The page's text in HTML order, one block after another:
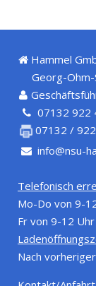
Hammel
Georg-Ohm-
07132 922
07132 /
info@nsu-
Telefonisch
Mo-Do von 9-
Fr von 9-12 Uhr
Nach